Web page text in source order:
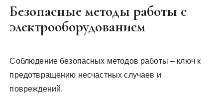
Безопасные методы работы с
электрооборудованием
Соблюдение безопасных методов работы – ключ к
предотвращению несчастных случаев и
повреждений.